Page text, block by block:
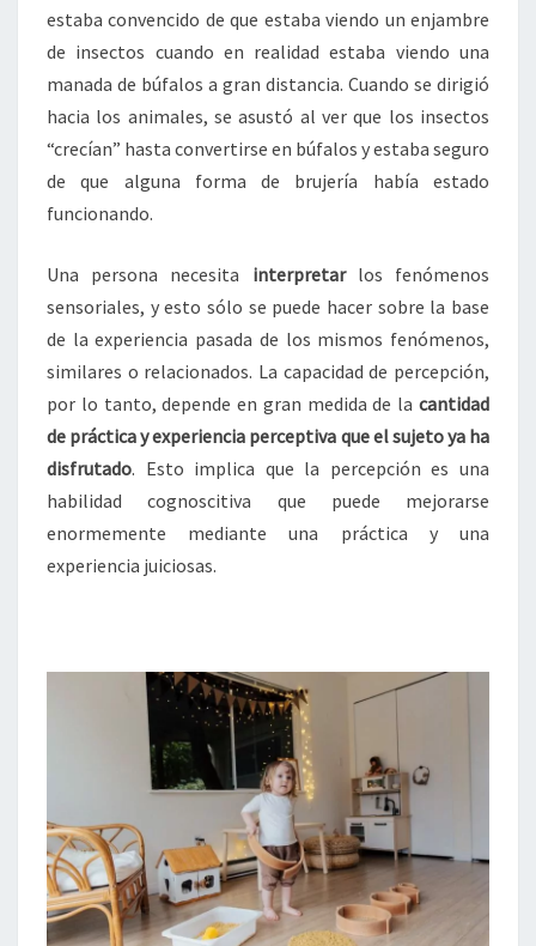
estaba convencido de que estaba viendo un enjambre
de insectos cuando en realidad estaba viendo una
manada de búfalos a gran distancia. Cuando se dirigió
hacia los animales, se asustó al ver que los insectos
“crecían” hasta convertirse en búfalos y estaba seguro
de que alguna forma de brujería había estado
funcionando.
Una persona necesita interpretarlos fenómenos
sensoriales, y esto sólo se puede hacer sobre la base
de la experiencia pasada de los mismos fenómenos,
similares o relacionados. La capacidad de percepción,
por lo tanto, depende en gran medida de la cantidad
de práctica y experiencia perceptiva que el sujeto ya ha
disfrutado. Esto implica que la percepción es una
habilidad cognoscitiva que puede mejorarse
enormemente mediante una práctica y una
experiencia juiciosas.